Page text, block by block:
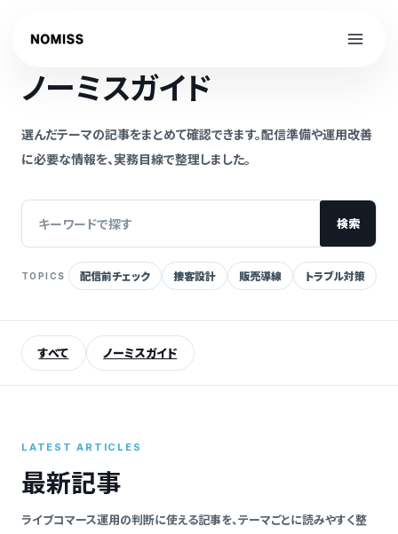
ノーミスガイド
選んだテーマの記事をまとめて確認できます。配信準備や運用改善
に必要な情報を、実務目線で整理しました。
事
検索
TOPICS 配信前チェック 接客設計 販売導線 トラブル対策
すべて ノーミスガイド
LATEST ARTICLES
最新記事
ライブコマース運用の判断に使える記事を、テーマごとに読みやすく整